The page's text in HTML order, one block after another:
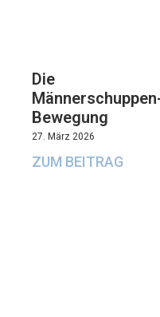
Die
Bewegung
27. März 2026
ZUM BEITRAG